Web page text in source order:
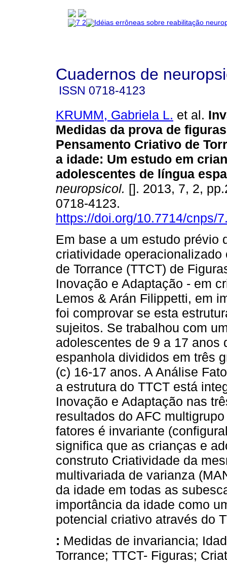
Cuadernos de
ISSN 0718-4123
KRUMM, Gabriela L. et al.
Medidas da prova de
Pensamento Criativo de
a idade: Um estudo em
adolescentes de língua
neuropsicol. []. 2013, 7, 2,
0718-4123.
https://doi.org/10.7714/cnps/
Em base a um estudo prévio
criatividade
de Torrance (TTCT) de
Inovação e Adaptação - em
Lemos & Arán Filippetti, em
foi comprovar se esta
sujeitos. Se trabalhou com
adolescentes de 9 a 17
espanhola divididos em três
(c) 16-17 anos. A Análise
a estrutura do TTCT está
Inovação e Adaptação nas
resultados do AFC
fatores é invariante
significa que as crianças e
construto Criatividade da
multivariada de varianza
da idade em todas as
importância da idade como
potencial criativo através do
: Medidas de invariancia;
Torrance; TTCT- Figuras;